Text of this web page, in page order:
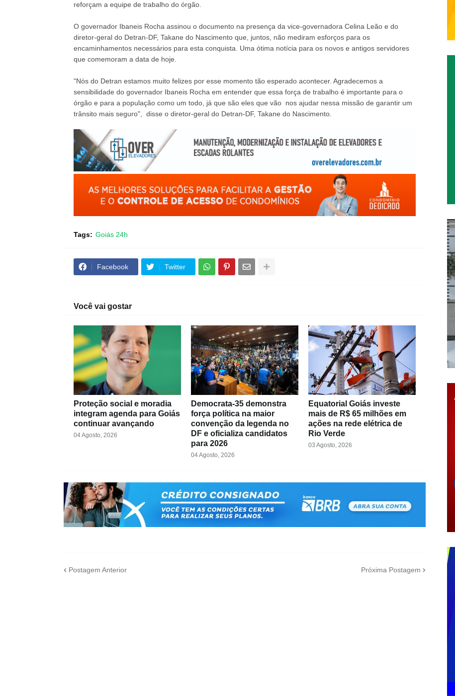
reforçam a equipe de trabalho do órgão.
O governador Ibaneis Rocha assinou o documento na presença da vice-governadora Celina Leão e do
diretor-geral do Detran-DF, Takane do Nascimento que, juntos, não mediram esforços para os
encaminhamentos necessários para esta conquista. Uma ótima notícia para os novos e antigos servidores
que comemoram a data de hoje.
"Nós do Detran estamos muito felizes por esse momento tão esperado acontecer. Agradecemos a
sensibilidade do governador Ibaneis Rocha em entender que essa força de trabalho é importante para o
órgão e para a população como um todo, já que são eles que vão nos ajudar nessa missão de garantir um
trânsito mais seguro", disse o diretor-geral do Detran-DF, Takane do Nascimento.
Tags: Goiás 24h
Facebook Twitter
Você vai gostar
Proteção social e moradia
integram agenda para Goiás
continuar avançando
04 Agosto, 2026
Democrata-35 demonstra
força política na maior
convenção da legenda no
DF e oficializa candidatos
para 2026
04 Agosto, 2026
Equatorial Goiás investe
mais de R$ 65 milhões em
ações na rede elétrica de
Rio Verde
03 Agosto, 2026
Postagem Anterior Próxima Postagem